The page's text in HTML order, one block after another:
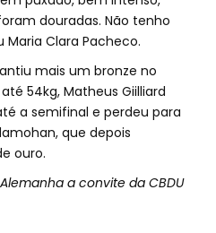
douradas. Não tenho
Clara Pacheco.
mais um bronze no
54kg, Matheus Giilliard
a semifinal e perdeu para
que depois
ouro.
a convite da CBDU